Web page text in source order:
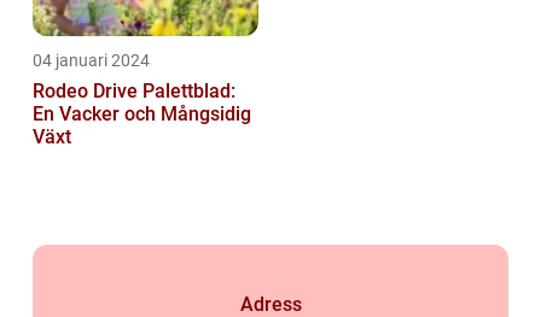
04 januari 2024
Rodeo Drive Palettblad:
En Vacker och Mångsidig
Växt
Adress